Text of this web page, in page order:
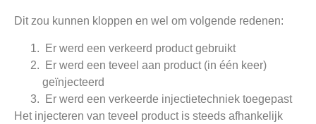
Dit zou kunnen kloppen en wel om volgende redenen:
Er werd een verkeerd product gebruikt
Er werd een teveel aan product (in één keer)
geïnjecteerd
Er werd een verkeerde injectietechniek toegepast
Het injecteren van teveel product is steeds afhankelijk